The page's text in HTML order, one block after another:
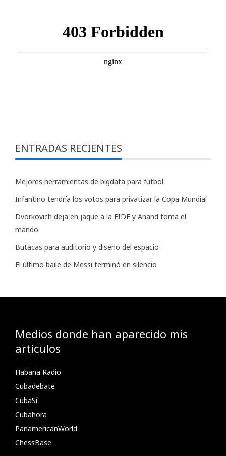
ENTRADAS RECIENTES
Mejores herramientas de bigdata para futbol
Infantino tendría los votos para privatizar la Copa Mundial
Dvorkovich deja en jaque a la FIDE y Anand toma el
mando
Butacas para auditorio y diseño del espacio
El último baile de Messi terminó en silencio
Medios donde han aparecido mis
artículos
Habana Radio
Cubadebate
CubaSí
Cubahora
PanamericanWorld
ChessBase